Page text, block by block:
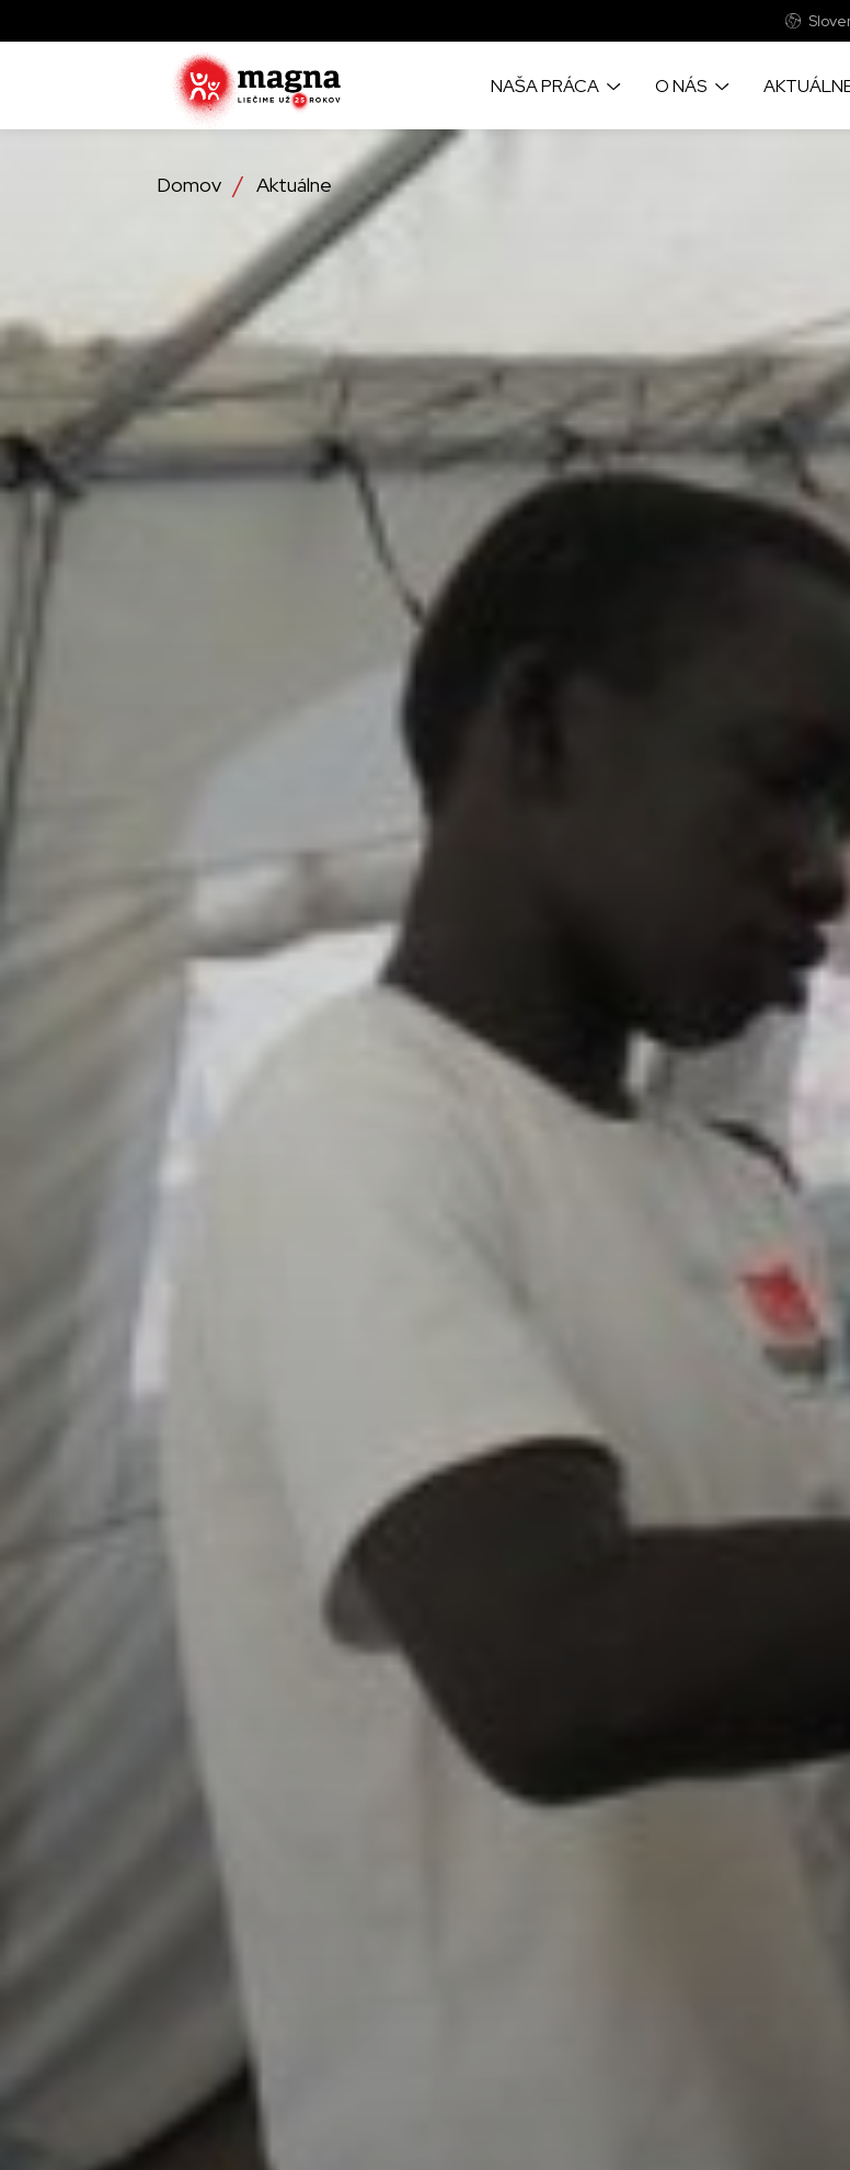
NAŠA PRÁCA
Detailné informácie o chorobách,
ktoré liečime, a o lekárskych
službách, ktoré poskytujeme
Zistite viac o našich svedectvách
zo zabudnutých častí sveta
O NÁS
Objavte ako a prečo sme vznikli a
všetko o významných udalostiach
Zistite, ako prevádzkujeme
globálnu sieť MAGNA
Zapojte sa a navštívte
pudujatia, kde sa
našej práci
Domov Aktuálne